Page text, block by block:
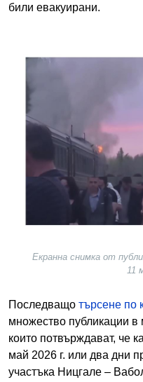
били евакуирани.
Image
Екранна снимка от
11
Последващо търсене по
множество публикации в
които потвърждават, че
май 2026 г. или два дни
участъка Ницгале –